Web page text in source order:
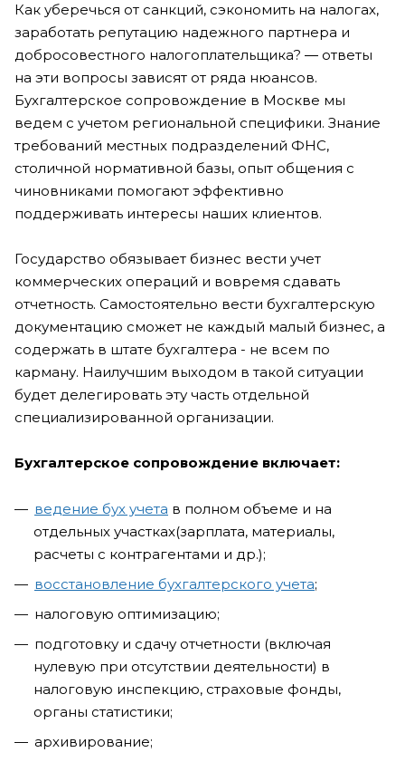
Как уберечься от санкций, сэкономить на налогах,
заработать репутацию надежного партнера и
добросовестного налогоплательщика? ― ответы
на эти вопросы зависят от ряда нюансов.
Бухгалтерское сопровождение в Москве мы
ведем с учетом региональной специфики. Знание
требований местных подразделений ФНС,
столичной нормативной базы, опыт общения с
чиновниками помогают эффективно
поддерживать интересы наших клиентов.
Государство обязывает бизнес вести учет
коммерческих операций и вовремя сдавать
отчетность. Самостоятельно вести бухгалтерскую
документацию сможет не каждый малый бизнес, а
содержать в штате бухгалтера - не всем по
карману. Наилучшим выходом в такой ситуации
будет делегировать эту часть отдельной
специализированной организации.
Бухгалтерское сопровождение включает:
ведение бух учета в полном объеме и на
отдельных участках(зарплата, материалы,
расчеты с контрагентами и др.);
восстановление бухгалтерского учета;
налоговую оптимизацию;
подготовку и сдачу отчетности (включая
нулевую при отсутствии деятельности) в
налоговую инспекцию, страховые фонды,
органы статистики;
архивирование;